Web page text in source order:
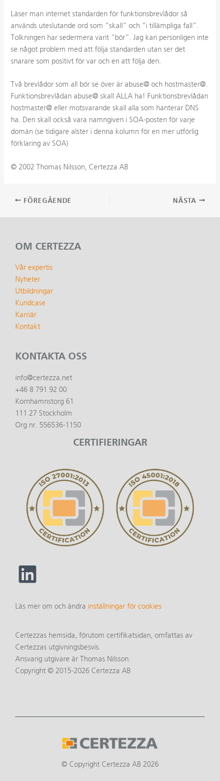
Läser man internet standarden för funktionsbrevlådor så
används uteslutande ord som ”skall” och ”i tillämpliga fall”.
Tolkningen har sedermera varit ”bör”. Jag kan personligen inte
se något problem med att följa standarden utan ser det
snarare som positivt för var och en att följa den.
Två brevlådor som all bör se över är abuse@ och hostmaster@.
Funktionsbrevlådan abuse@ skall ALLA ha! Funktionsbrevlådan
hostmaster@ eller motsvarande skall alla som hanterar DNS
ha. Den skall också vara namngiven i SOA-posten för varje
domän (se tidigare alster i denna kolumn för en mer utförlig
förklaring av SOA)
© 2002 Thomas Nilsson, Certezza AB
Inläggsnavigering
FÖREGÅENDE NÄSTA
OM CERTEZZA
Vår expertis
Nyheter
Utbildningar
Kundcase
Karriär
Kontakt
KONTAKTA OSS
info@certezza.net
+46 8 791 92 00
Kornhamnstorg 61
111 27 Stockholm
Org nr. 556536-1150
CERTIFIERINGAR
Läs mer om och ändra inställningar för cookies
Certezzas hemsida, förutom certifikatsidan, omfattas av
Certezzas utgivningsbesvis.
Ansvarig utgivare är Thomas Nilsson.
Copyright © 2015-2026 Certezza AB
© Copyright Certezza AB 2026